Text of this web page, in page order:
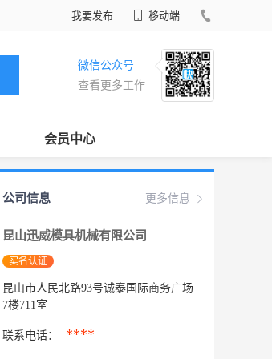
我要发布 移动端
微信公众号
查看更多工作
会员中心
更多信息
公司信息
昆山迅威模具机械有限公司
实名认证
昆山市人民北路93号诚泰国际商务广场
7楼711室
联系电话： ****